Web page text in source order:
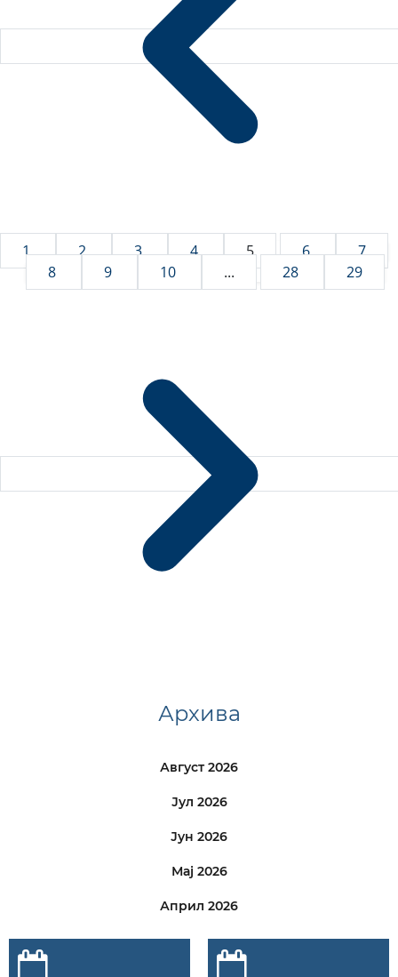
1 2 3 4 5 6
7
8
9 10 ... 28 29
Архива
Август 2026
Јул 2026
Јун 2026
Мај 2026
Април 2026